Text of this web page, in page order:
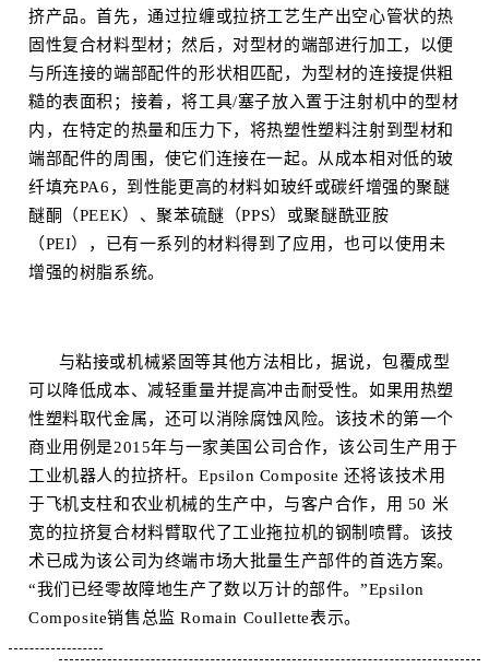
挤产品。首先，通过拉缠或拉挤工艺生产出空心管状的热
固性复合材料型材；然后，对型材的端部进行加工，以便
与所连接的端部配件的形状相匹配，为型材的连接提供粗
糙的表面积；接着，将工具/塞子放入置于注射机中的型材
内，在特定的热量和压力下，将热塑性塑料注射到型材和
端部配件的周围，使它们连接在一起。从成本相对低的玻
纤填充PA6，到性能更高的材料如玻纤或碳纤增强的聚醚
醚酮（PEEK）、聚苯硫醚（PPS）或聚醚酰亚胺
（PEI），已有一系列的材料得到了应用，也可以使用未
增强的树脂系统。
与粘接或机械紧固等其他方法相比，据说，包覆成型
可以降低成本、减轻重量并提高冲击耐受性。如果用热塑
性塑料取代金属，还可以消除腐蚀风险。该技术的第一个
商业用例是2015年与一家美国公司合作，该公司生产用于
工业机器人的拉挤杆。Epsilon Composite 还将该技术用
于飞机支柱和农业机械的生产中，与客户合作，用 50 米
宽的拉挤复合材料臂取代了工业拖拉机的钢制喷臂。该技
术已成为该公司为终端市场大批量生产部件的首选方案。
“我们已经零故障地生产了数以万计的部件。”Epsilon
Composite销售总监 Romain Coullette表示。